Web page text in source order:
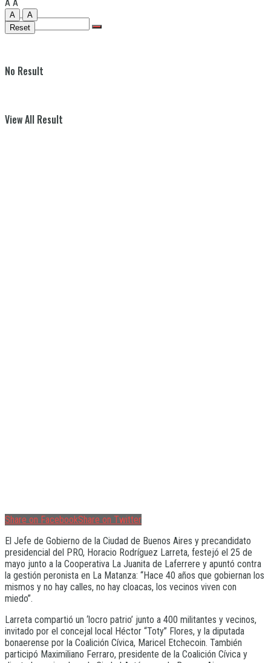
No Result
View All Result
A A
A
A
Reset
Share on FacebookShare on Twitter
El Jefe de Gobierno de la Ciudad de Buenos Aires y precandidato
presidencial del PRO, Horacio Rodríguez Larreta, festejó el 25 de
mayo junto a la Cooperativa La Juanita de Laferrere y apuntó contra
la gestión peronista en La Matanza: “Hace 40 años que gobiernan los
mismos y no hay calles, no hay cloacas, los vecinos viven con
miedo”.
Larreta compartió un ‘locro patrio’ junto a 400 militantes y vecinos,
invitado por el concejal local Héctor “Toty” Flores, y la diputada
bonaerense por la Coalición Cívica, Maricel Etchecoin. También
participó Maximiliano Ferraro, presidente de la Coalición Cívica y